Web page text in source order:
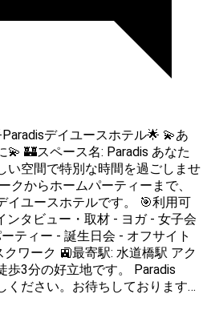
デイユースホテル🌟 💫あ
なた
い空間で特別な時間を過ごしませ
クからホームパーティーまで、
スホテルです。 🎯利用可
ンタビュー・取材 - ヨガ - 女子会
ティー - 誕生日会 - オフサイト
: 水道橋駅 アク
の好立地です。 Paradis
ださい。お待ちしております！